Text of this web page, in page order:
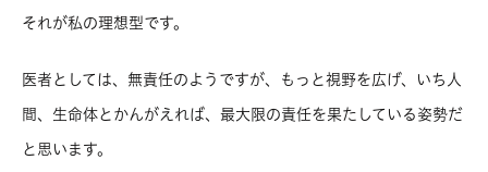
それが私の理想型です。
医者としては、無責任のようですが、もっと視野を広げ、いち人
間、生命体とかんがえれば、最大限の責任を果たしている姿勢だ
と思います。